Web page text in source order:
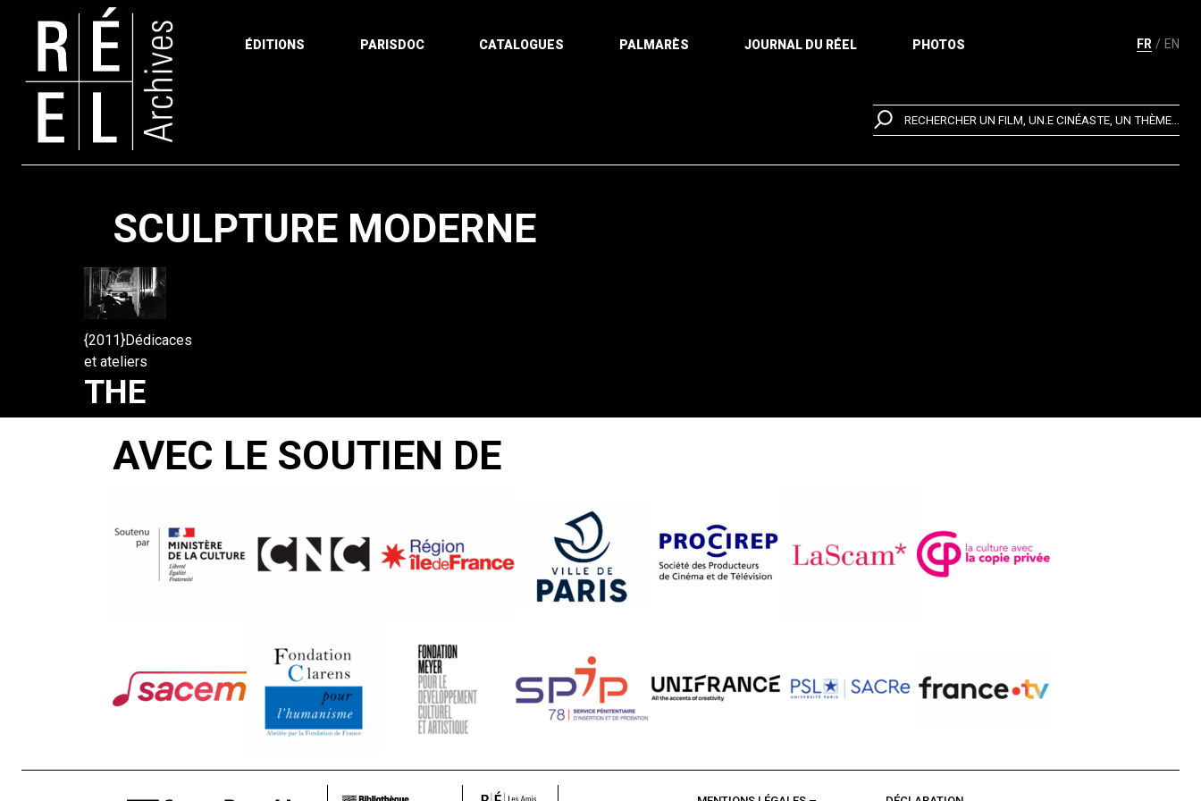
FR EN
ÉDITIONS PARISDOC CATALOGUES PALMARÈS JOURNAL DU RÉEL PHOTOS
RECHERCHER UN FILM, UN.E CINÉASTE, UN THÈME...
SCULPTURE MODERNE
{2011}Dédicaces
et ateliers
THE
SUN
AND
LIPPOLD
Leo Hurwitz
AVEC LE SOUTIEN DE